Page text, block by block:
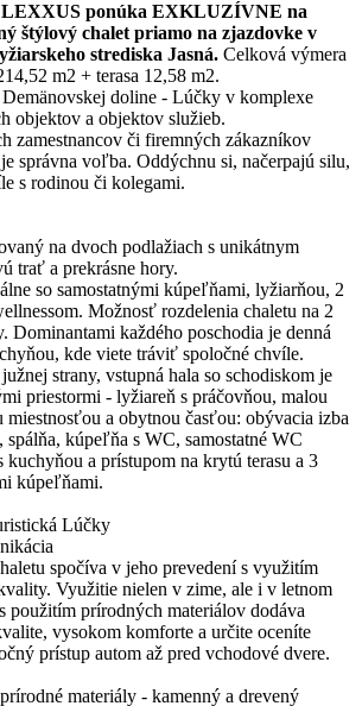
LEXXUS ponúka EXKLUZÍVNE na
štýlový chalet priamo na zjazdovke v
strediska Jasná. Celková výmera
m2 + terasa 12,58 m2.
Demänovskej doline - Lúčky v komplexe
objektov a objektov služieb.
zamestnancov či firemných zákazníkov
správna voľba. Oddýchnu si, načerpajú silu,
s rodinou či kolegami.
na dvoch podlažiach s unikátnym
trať a prekrásne hory.
so samostatnými kúpeľňami, lyžiarňou, 2
Možnosť rozdelenia chaletu na 2
Dominantami každého poschodia je denná
kde viete tráviť spoločné chvíle.
strany, vstupná hala so schodiskom je
priestormi - lyžiareň s práčovňou, malou
miestnosťou a obytnou časťou: obývacia izba
kúpeľňa s WC, samostatné WC
kuchyňou a prístupom na krytú terasu a 3
kúpeľňami.
Lúčky
spočíva v jeho prevedení s využitím
Využitie nielen v zime, ale i v letnom
použitím prírodných materiálov dodáva
vysokom komforte a určite oceníte
prístup autom až pred vchodové dvere.
materiály - kamenný a drevený